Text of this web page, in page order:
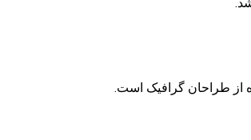
از طراحان گرافیک است.